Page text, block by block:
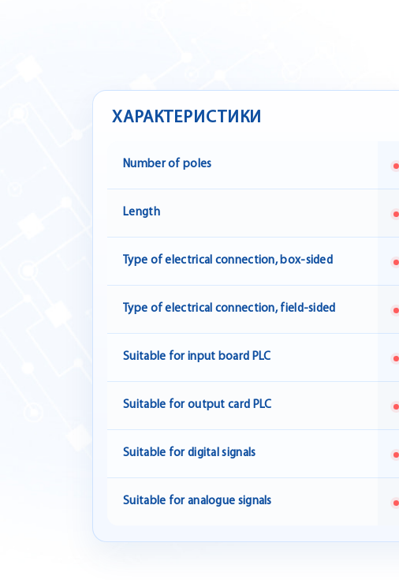
ХАРАКТЕРИСТИКИ
Number of poles
Length
Type of electrical connection, box-sided
Type of electrical connection, field-sided
Suitable for input board PLC
Suitable for output card PLC
Suitable for digital signals
Suitable for analogue signals